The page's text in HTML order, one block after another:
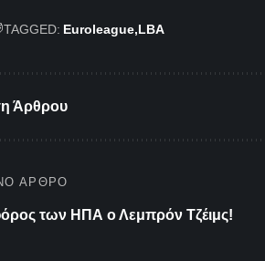
TAGGED: Euroleague LBA
Άρθρου
ΆΡΘΡΟ
των ΗΠΑ ο Λεμπρόν Τζέιμς!